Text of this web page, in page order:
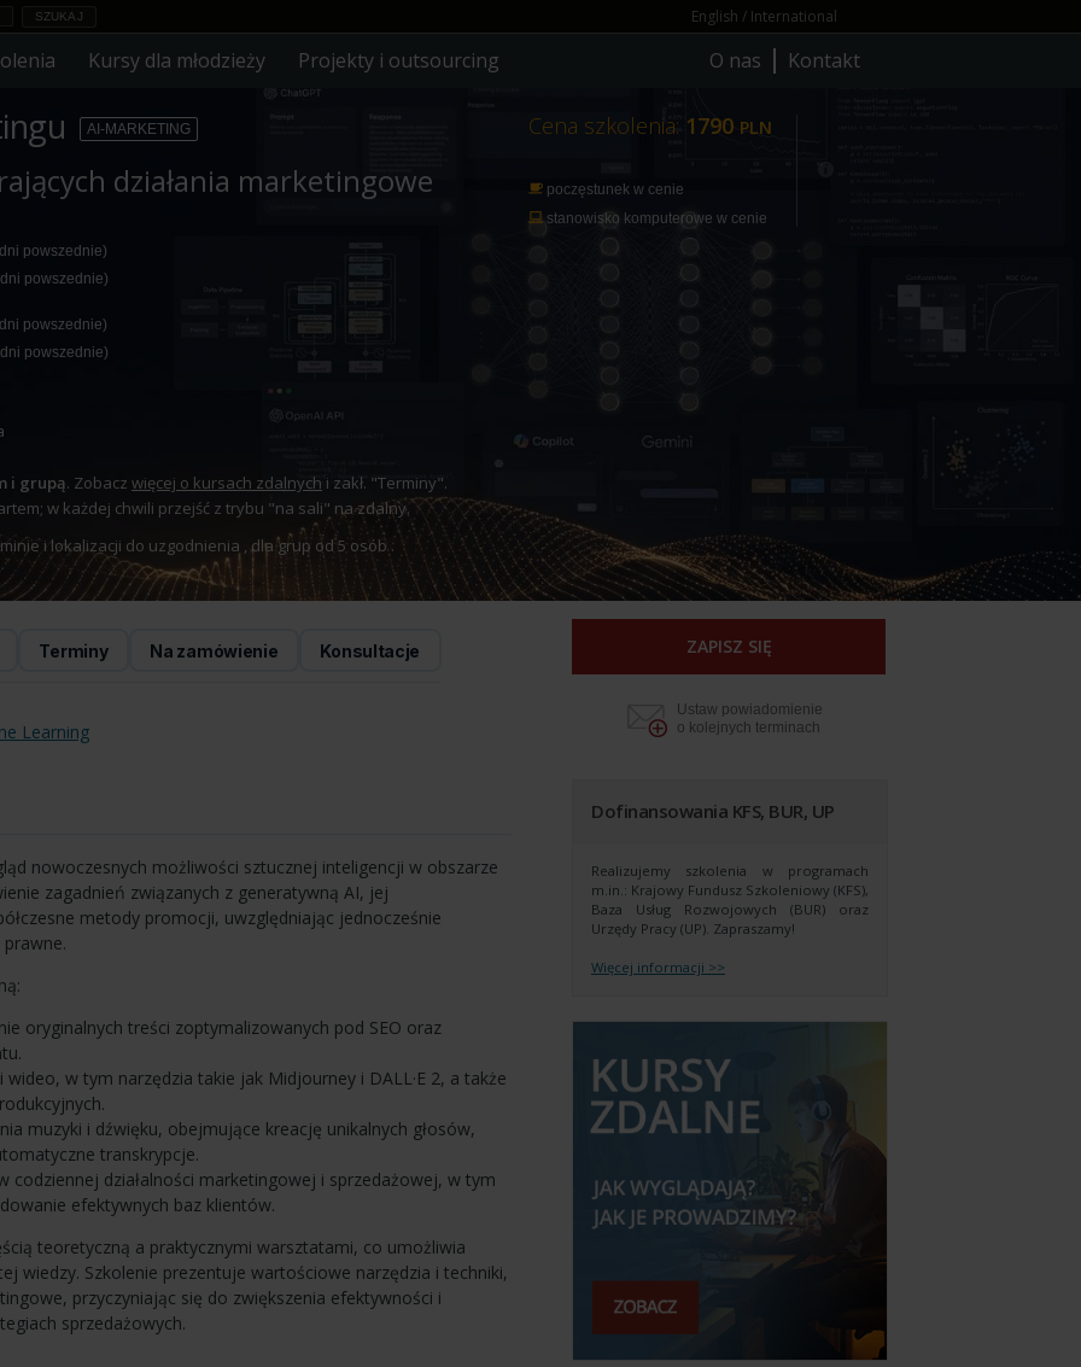
English / International
Kursy dla młodzieży Projekty i outsourcing O nas Kontakt
AI-MARKETING
działania marketingowe
powszednie)
powszednie)
powszednie)
powszednie)
i grupą. Zobacz więcej o kursach zdalnych i zakł. "Terminy".
w każdej chwili przejść z trybu "na sali" na zdalny.
i lokalizacji do uzgodnienia , dla grup od 5 osób .
Cena szkolenia: 1790 PLN
poczęstunek w cenie
stanowisko komputerowe w cenie
Terminy Na zamówienie Konsultacje ZAPISZ SIĘ
Learning
nowoczesnych możliwości sztucznej inteligencji w obszarze
zagadnień związanych z generatywną AI, jej
metody promocji, uwzględniając jednocześnie
oryginalnych treści zoptymalizowanych pod SEO oraz
wideo, w tym narzędzia takie jak Midjourney i DALL·E 2, a także
muzyki i dźwięku, obejmujące kreację unikalnych głosów,
transkrypcje.
codziennej działalności marketingowej i sprzedażowej, w tym
efektywnych baz klientów.
teoretyczną a praktycznymi warsztatami, co umożliwia
wiedzy. Szkolenie prezentuje wartościowe narzędzia i techniki,
przyczyniając się do zwiększenia efektywności i
sprzedażowych.
Ustaw powiadomienie
o kolejnych terminach
Dofinansowania KFS, BUR, UP
Realizujemy szkolenia w programach
m.in.: Krajowy Fundusz Szkoleniowy (KFS),
Baza Usług Rozwojowych (BUR) oraz
Urzędy Pracy (UP). Zapraszamy!
Więcej informacji >>